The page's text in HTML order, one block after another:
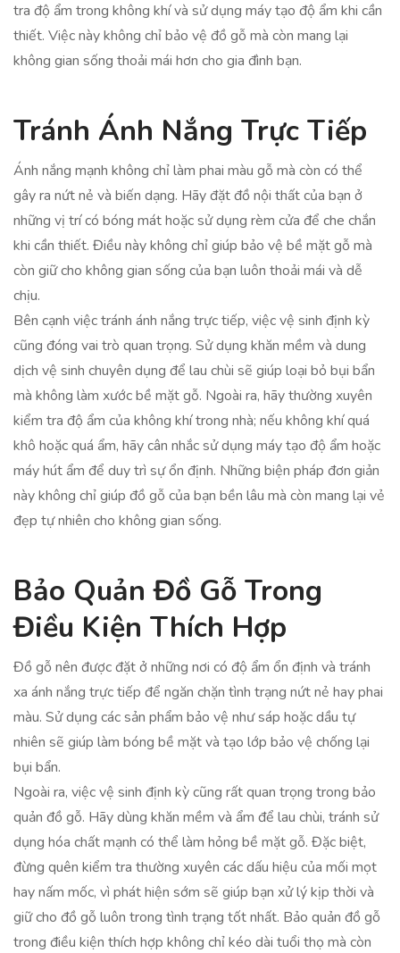
tra độ ẩm trong không khí và sử dụng máy tạo độ ẩm khi cần
thiết. Việc này không chỉ bảo vệ đồ gỗ mà còn mang lại
không gian sống thoải mái hơn cho gia đình bạn.
Tránh Ánh Nắng Trực Tiếp
Ánh nắng mạnh không chỉ làm phai màu gỗ mà còn có thể
gây ra nứt nẻ và biến dạng. Hãy đặt đồ nội thất của bạn ở
những vị trí có bóng mát hoặc sử dụng rèm cửa để che chắn
khi cần thiết. Điều này không chỉ giúp bảo vệ bề mặt gỗ mà
còn giữ cho không gian sống của bạn luôn thoải mái và dễ
chịu.
Bên cạnh việc tránh ánh nắng trực tiếp, việc vệ sinh định kỳ
cũng đóng vai trò quan trọng. Sử dụng khăn mềm và dung
dịch vệ sinh chuyên dụng để lau chùi sẽ giúp loại bỏ bụi bẩn
mà không làm xước bề mặt gỗ. Ngoài ra, hãy thường xuyên
kiểm tra độ ẩm của không khí trong nhà; nếu không khí quá
khô hoặc quá ẩm, hãy cân nhắc sử dụng máy tạo độ ẩm hoặc
máy hút ẩm để duy trì sự ổn định. Những biện pháp đơn giản
này không chỉ giúp đồ gỗ của bạn bền lâu mà còn mang lại vẻ
đẹp tự nhiên cho không gian sống.
Bảo Quản Đồ Gỗ Trong
Điều Kiện Thích Hợp
Đồ gỗ nên được đặt ở những nơi có độ ẩm ổn định và tránh
xa ánh nắng trực tiếp để ngăn chặn tình trạng nứt nẻ hay phai
màu. Sử dụng các sản phẩm bảo vệ như sáp hoặc dầu tự
nhiên sẽ giúp làm bóng bề mặt và tạo lớp bảo vệ chống lại
bụi bẩn.
Ngoài ra, việc vệ sinh định kỳ cũng rất quan trọng trong bảo
quản đồ gỗ. Hãy dùng khăn mềm và ẩm để lau chùi, tránh sử
dụng hóa chất mạnh có thể làm hỏng bề mặt gỗ. Đặc biệt,
đừng quên kiểm tra thường xuyên các dấu hiệu của mối mọt
hay nấm mốc, vì phát hiện sớm sẽ giúp bạn xử lý kịp thời và
giữ cho đồ gỗ luôn trong tình trạng tốt nhất. Bảo quản đồ gỗ
trong điều kiện thích hợp không chỉ kéo dài tuổi thọ mà còn